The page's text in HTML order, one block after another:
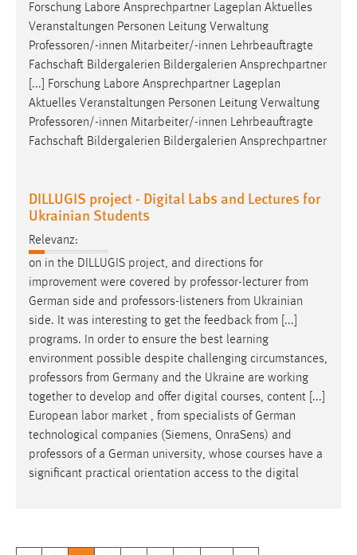
Forschung Labore Ansprechpartner Lageplan Aktuelles
Veranstaltungen Personen Leitung Verwaltung
Professoren/-innen Mitarbeiter/-innen Lehrbeauftragte
Fachschaft Bildergalerien Bildergalerien Ansprechpartner
[...] Forschung Labore Ansprechpartner Lageplan
Aktuelles Veranstaltungen Personen Leitung Verwaltung
Professoren/-innen Mitarbeiter/-innen Lehrbeauftragte
Fachschaft Bildergalerien Bildergalerien Ansprechpartner
DILLUGIS project - Digital Labs and Lectures for
Ukrainian Students
Relevanz:
on in the DILLUGIS project, and directions for
improvement were covered by professor-lecturer from
German side and professors-listeners from Ukrainian
side. It was interesting to get the feedback from [...]
programs. In order to ensure the best learning
environment possible despite challenging circumstances,
professors from Germany and the Ukraine are working
together to develop and offer digital courses, content [...]
European labor market , from specialists of German
technological companies (Siemens, OnraSens) and
professors of a German university, whose courses have a
significant practical orientation access to the digital